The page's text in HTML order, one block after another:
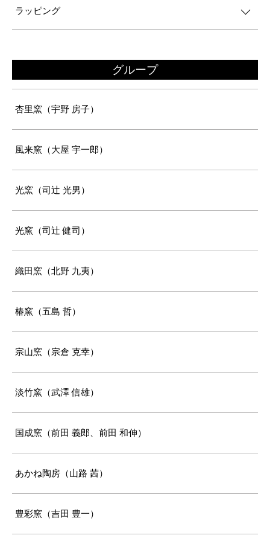
ラッピング
グループ
杏里窯（宇野 房子）
風来窯（大屋 宇一郎）
光窯（司辻 光男）
光窯（司辻 健司）
織田窯（北野 九夷）
椿窯（五島 哲）
宗山窯（宗倉 克幸）
淡竹窯（武澤 信雄）
国成窯（前田 義郎、前田 和伸）
あかね陶房（山路 茜）
豊彩窯（吉田 豊一）